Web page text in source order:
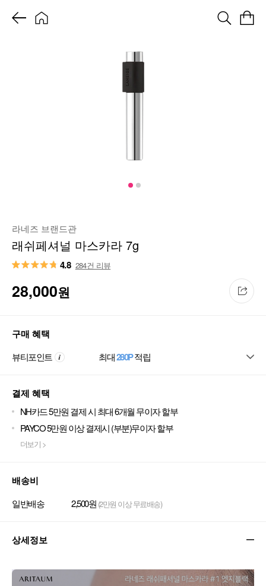
라네즈 브랜드관
래쉬페셔널 마스카라 7g
4.8 284건 리뷰
28,000원
구매 혜택
뷰티포인트 최대280P적립
결제 혜택
NH카드 5만원 결제 시 최대 6개월 무이자 할부
PAYCO 5만원 이상 결제시 (부분)무이자 할부
더보기 >
배송비
일반배송 2,500원 (2만원 이상 무료배송)
상세정보